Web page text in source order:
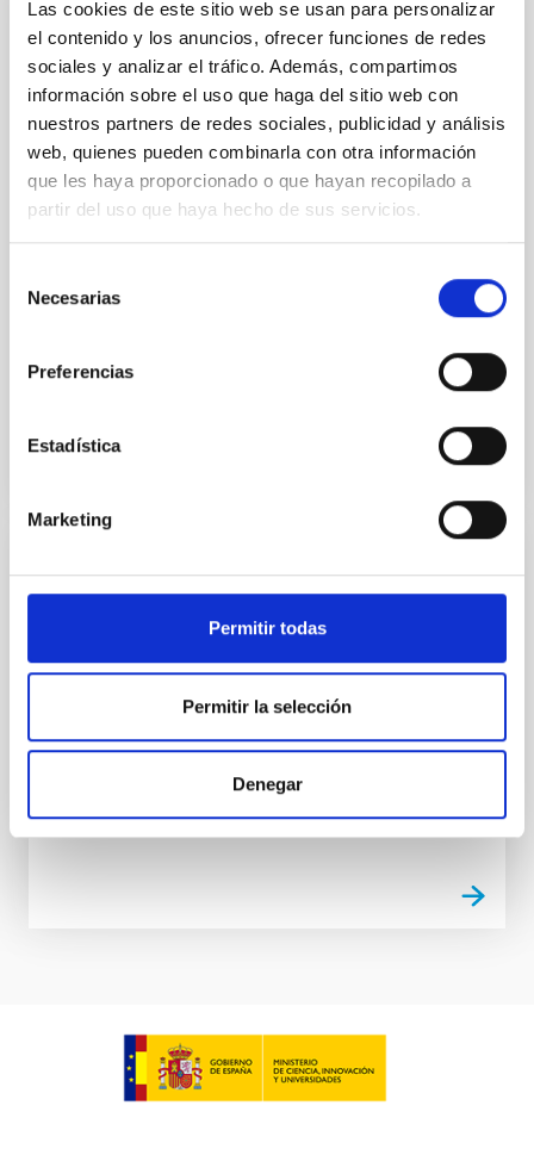
Las cookies de este sitio web se usan para personalizar
el contenido y los anuncios, ofrecer funciones de redes
sociales y analizar el tráfico. Además, compartimos
información sobre el uso que haga del sitio web con
nuestros partners de redes sociales, publicidad y análisis
web, quienes pueden combinarla con otra información
que les haya proporcionado o que hayan recopilado a
partir del uso que haya hecho de sus servicios.
Necesarias
Preferencias
Estadística
Marketing
Permitir todas
Permitir la selección
Denegar
Convenio de colaboración entre el IAC y
CALSEC para la implementación de
iniciativas específicas en campos de
investigación, tecnología e innovación en
el sector de spectroscopía de Rayos
Gamma y sus aplicaciones
innovación, especialmente en el campo de la
Convenio Marco entre la Universidad
Astrofísica de Canarias
Establecer un marco para la realización en común de
actividades de formación, intercambio de alumnos,
06/23/2014-
Not in force